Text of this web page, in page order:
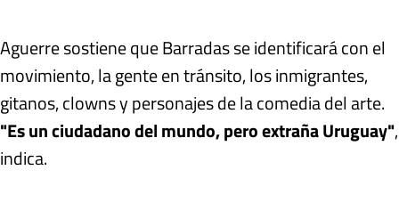
Aguerre sostiene que Barradas se identificará con el
movimiento, la gente en tránsito, los inmigrantes,
gitanos, clowns y personajes de la comedia del arte.
"Es un ciudadano del mundo, pero extraña Uruguay",
indica.